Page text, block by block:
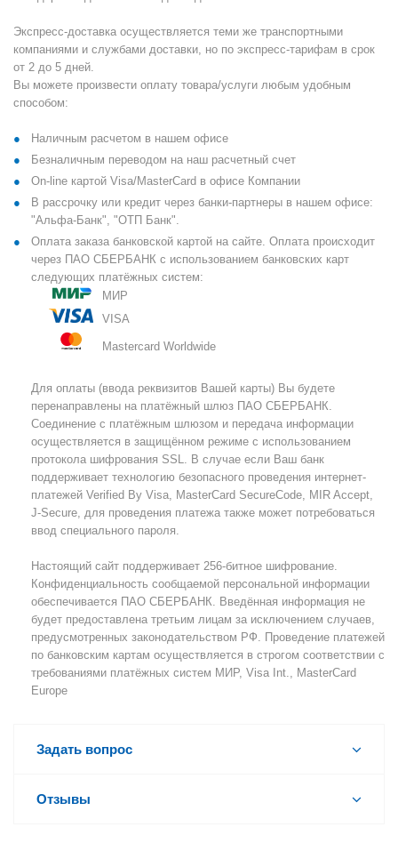
Экспресс-доставка осуществляется теми же транспортными
компаниями и службами доставки, но по экспресс-тарифам в срок
от 2 до 5 дней.
Вы можете произвести оплату товара/услуги любым удобным
способом:
Наличным расчетом в нашем офисе
Безналичным переводом на наш расчетный счет
On-line картой Visa/MasterCard в офисе Компании
В рассрочку или кредит через банки-партнеры в нашем офисе:
"Альфа-Банк", "ОТП Банк".
Оплата заказа банковской картой на сайте. Оплата происходит
через ПАО СБЕРБАНК с использованием банковских карт
следующих платёжных систем:
МИР
VISA
Mastercard Worldwide
Для оплаты (ввода реквизитов Вашей карты) Вы будете
перенаправлены на платёжный шлюз ПАО СБЕРБАНК.
Соединение с платёжным шлюзом и передача информации
осуществляется в защищённом режиме с использованием
протокола шифрования SSL. В случае если Ваш банк
поддерживает технологию безопасного проведения интернет-
платежей Verified By Visa, MasterCard SecureCode, MIR Accept,
J-Secure, для проведения платежа также может потребоваться
ввод специального пароля.
Настоящий сайт поддерживает 256-битное шифрование.
Конфиденциальность сообщаемой персональной информации
обеспечивается ПАО СБЕРБАНК. Введённая информация не
будет предоставлена третьим лицам за исключением случаев,
предусмотренных законодательством РФ. Проведение платежей
по банковским картам осуществляется в строгом соответствии с
требованиями платёжных систем МИР, Visa Int., MasterCard
Europe
Задать вопрос
Отзывы